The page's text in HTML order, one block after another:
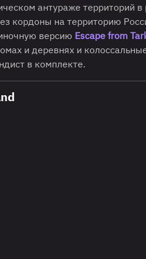
антураже территорий
кордоны на территорию
версию Escape from
и деревнях и
в комплекте.